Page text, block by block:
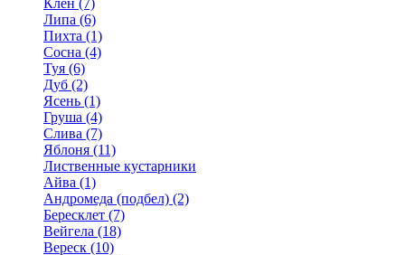
Клен (7)
Липа (6)
Пихта (1)
Сосна (4)
Туя (6)
Дуб (2)
Ясень (1)
Груша (4)
Слива (7)
Яблоня (11)
Лиственные кустарники
Айва (1)
Андромеда (подбел) (2)
Бересклет (7)
Вейгела (18)
Вереск (10)